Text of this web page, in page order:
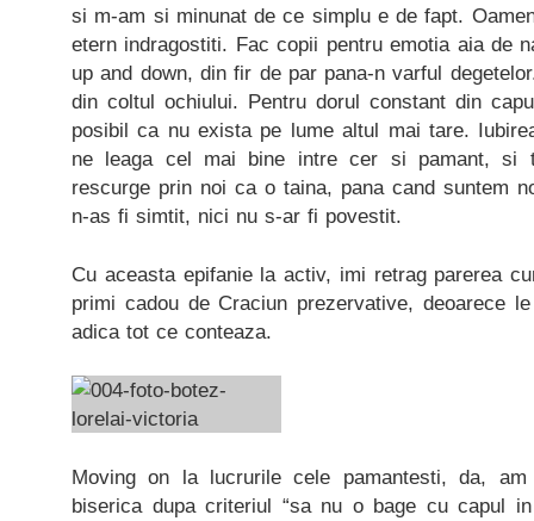
si m-am si minunat de ce simplu e de fapt.
etern indragostiti. Fac copii pentru emotia aia de
up and down, din fir de par pana-n varful
din coltul ochiului. Pentru dorul constant din
posibil ca nu exista pe lume altul mai tare.
ne leaga cel mai bine intre cer si pamant, si
rescurge prin noi ca o taina, pana cand suntem
n-as fi simtit, nici nu s-ar fi povestit.
Cu aceasta epifanie la activ, imi retrag parerea
primi cadou de Craciun prezervative, deoarece
adica tot ce conteaza.
Moving on la lucrurile cele pamantesti, da, am
biserica dupa criteriul “sa nu o bage cu capul